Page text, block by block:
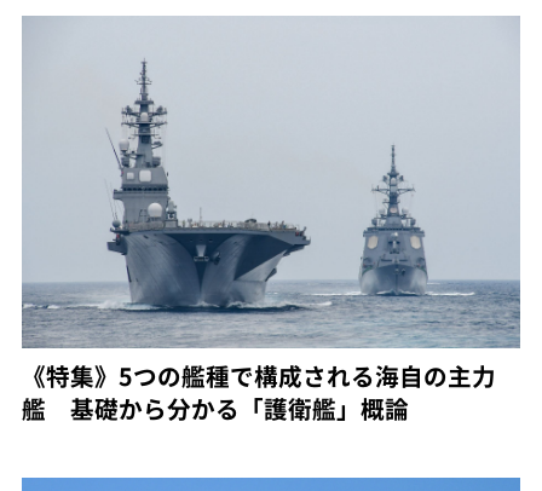
《特集》5つの艦種で構成される海自の主力
艦 基礎から分かる「護衛艦」概論